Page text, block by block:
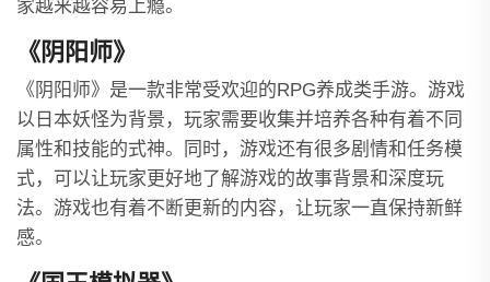
家越来越容易上瘾。
《阴阳师》
《阴阳师》是一款非常受欢迎的RPG养成类手游。游戏
以日本妖怪为背景，玩家需要收集并培养各种有着不同
属性和技能的式神。同时，游戏还有很多剧情和任务模
式，可以让玩家更好地了解游戏的故事背景和深度玩
法。游戏也有着不断更新的内容，让玩家一直保持新鲜
感。